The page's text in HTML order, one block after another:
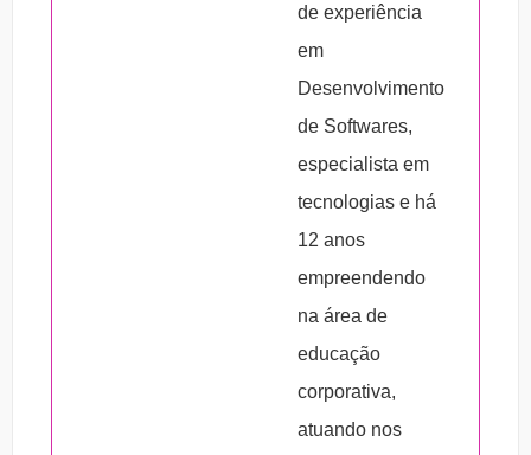
de experiência
em
Desenvolvimento
de Softwares,
especialista em
tecnologias e há
12 anos
empreendendo
na área de
educação
corporativa,
atuando nos